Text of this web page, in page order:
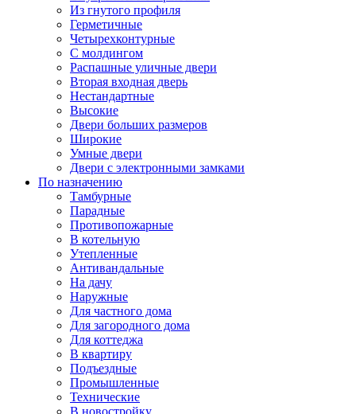
Из гнутого профиля
Герметичные
Четырехконтурные
С молдингом
Распашные уличные двери
Вторая входная дверь
Нестандартные
Высокие
Двери больших размеров
Широкие
Умные двери
Двери с электронными замками
По назначению
Тамбурные
Парадные
Противопожарные
В котельную
Утепленные
Антивандальные
На дачу
Наружные
Для частного дома
Для загородного дома
Для коттеджа
В квартиру
Подъездные
Промышленные
Технические